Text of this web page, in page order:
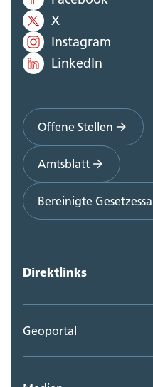
X
Instagram
LinkedIn
Offene Stellen
Amtsblatt
Bereinigte
Direktlinks
Geoportal